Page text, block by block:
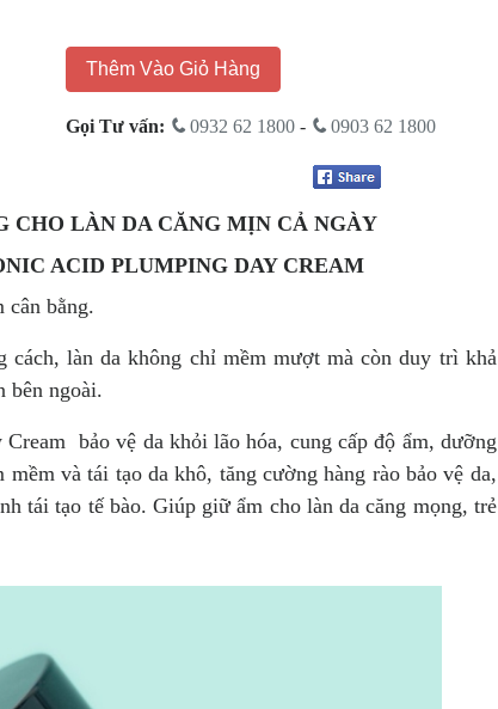
Thêm Vào Giỏ Hàng
Gọi Tư vấn: 0932 62 1800 - 0903 62 1800
CHO LÀN DA CĂNG MỊN CẢ NGÀY
ACID PLUMPING DAY CREAM
cân bằng.
làn da không chỉ mềm mượt mà còn duy trì khả
bên ngoài.
bảo vệ da khỏi lão hóa, cung cấp độ ẩm, dưỡng
mềm và tái tạo da khô, tăng cường hàng rào bảo vệ da,
tái tạo tế bào. Giúp giữ ẩm cho làn da căng mọng, trẻ